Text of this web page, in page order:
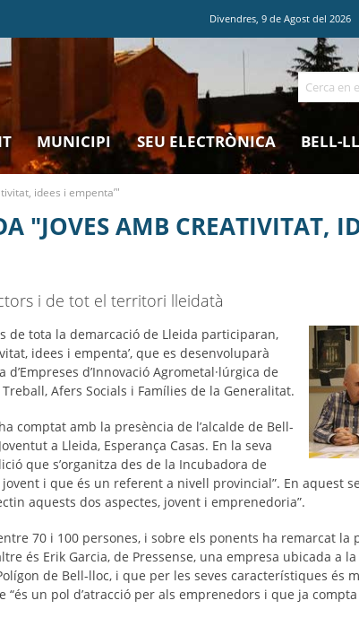
Divendres,9 deAgost del2026
Cerca
MUNICIPI SEU ELECTRÒNICA BELL-
idees i empenta’"
"JOVES AMB CREATIVITAT,
i de tot el territori lleidatà
de tota la demarcació de Lleida participaran,
idees i empenta’, que es desenvoluparà
d’Innovació Agrometal·lúrgica de
Afers Socials i Famílies de la Generalitat.
comptat amb la presència de l’alcalde de Bell-
a Lleida, Esperança Casas. En la seva
que s’organitza des de la Incubadora de
i que és un referent a nivell provincial”. En aquest
aquests dos aspectes, jovent i emprenedoria”.
70 i 100 persones, i sobre els ponents ha remarcat la
és Erik Garcia, de Pressense, una empresa ubicada a
de Bell-lloc, i que per les seves característiques és
un pol d’atracció per als emprenedors i que ja